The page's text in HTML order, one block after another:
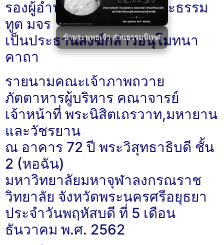
ข้าพระพุทธเจ้า ส่วนธรรมนิเทศ
รองผู้อำนวยการวิทยาลัยพระธรรม
ทูต มจร
เป็นประธานสงฆ์กล่าวอนุโมทนา
คาถา
รายนามคณะเจ้าภาพถวาย
ภัตตาหารผู้บริหาร คณาจารย์
เจ้าหน้าที่ พระนิสิตเถรวาท,มหายาน
และวัชรยาน
ณ อาคาร 72 ปี พระวิสุทธาธิบดี ชั้น
2 (หอฉัน)
มหาวิทยาลัยมหาจุฬาลงกรณราช
วิทยาลัย จังหวัดพระนครศรีอยุธยา
ประจำวันพฤหัสบดี ที่ 5 เดือน
ธันวาคม พ.ศ. 2562